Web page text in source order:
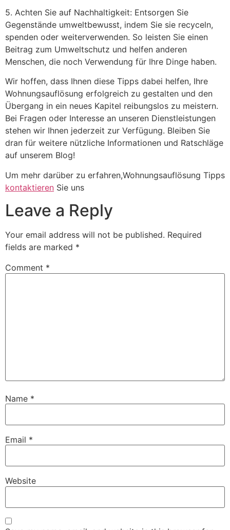
5. Achten Sie auf Nachhaltigkeit: Entsorgen Sie
Gegenstände umweltbewusst, indem Sie sie recyceln,
spenden oder weiterverwenden. So leisten Sie einen
Beitrag zum Umweltschutz und helfen anderen
Menschen, die noch Verwendung für Ihre Dinge haben.
Wir hoffen, dass Ihnen diese Tipps dabei helfen, Ihre
Wohnungsauflösung erfolgreich zu gestalten und den
Übergang in ein neues Kapitel reibungslos zu meistern.
Bei Fragen oder Interesse an unseren Dienstleistungen
stehen wir Ihnen jederzeit zur Verfügung. Bleiben Sie
dran für weitere nützliche Informationen und Ratschläge
auf unserem Blog!
Um mehr darüber zu erfahren,Wohnungsauflösung Tipps
kontaktieren Sie uns
Leave a Reply
Your email address will not be published. Required
fields are marked *
Comment *
Name *
Email *
Website